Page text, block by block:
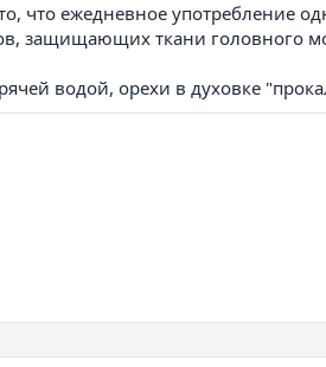
что ежедневное употребление
защищающих ткани головного
водой, орехи в духовке